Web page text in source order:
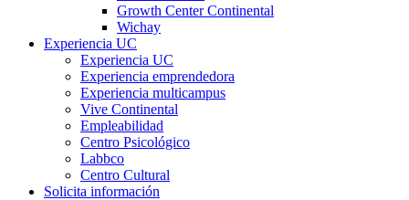
Growth Center Continental
Wichay
Experiencia UC
Experiencia UC
Experiencia emprendedora
Experiencia multicampus
Vive Continental
Empleabilidad
Centro Psicológico
Labbco
Centro Cultural
Solicita información